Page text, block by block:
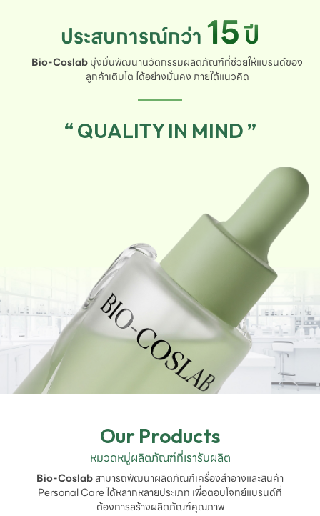
ประสบการณ์กว่า 15ปี
Bio-Coslabมุ่งมั่นพัฒนานวัตกรรมผลิตภัณฑ์ที่ช่วยให้แบรนด์ของ
ลูกค้าเติบโต ได้อย่างมั่นคง ภายใต้แนวคิด
“ QUALITY IN MIND ”
Our Products
หมวดหมู่ผลิตภัณฑ์ที่เรารับผลิต
Bio-Coslabสามารถพัฒนาผลิตภัณฑ์เครื่องสำอางและสินค้า
Personal Care ได้หลากหลายประเภท เพื่อตอบโจทย์แบรนด์ที่
ต้องการสร้างผลิตภัณฑ์คุณภาพ